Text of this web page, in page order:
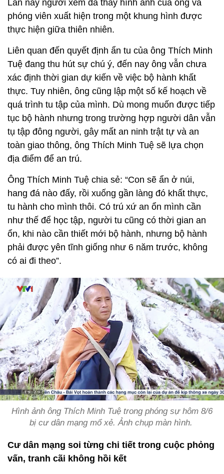
Lần này người xem đã thấy hình ảnh của ông và
phóng viên xuất hiện trong một khung hình được
thực hiện giữa thiên nhiên.
Liên quan đến quyết định ẩn tu của ông Thích Minh
Tuệ đang thu hút sự chú ý, đến nay ông vẫn chưa
xác định thời gian dự kiến về việc bộ hành khất
thực. Tuy nhiên, ông cũng lập một số kế hoạch về
quá trình tu tập của mình. Dù mong muốn được tiếp
tục bộ hành nhưng trong trường hợp người dân vẫn
tụ tập đông người, gây mất an ninh trật tự và an
toàn giao thông, ông Thích Minh Tuệ sẽ lựa chọn
địa điểm để an trú.
Ông Thích Minh Tuệ chia sẻ: “Con sẽ ẩn ở núi,
hang đá nào đấy, rồi xuống gần làng đó khất thực,
tu hành cho mình thôi. Có trú xứ an ổn mình cần
như thế để học tập, người tu cũng có thời gian an
ổn, khi nào cần thiết mới bộ hành, nhưng bộ hành
phải được yên tĩnh giống như 6 năm trước, không
có ai đi theo”.
Hình ảnh ông Thích Minh Tuệ trong phóng sự hôm 8/6
bị cư dân mạng mổ xẻ. Ảnh chụp màn hình.
Cư dân mạng soi từng chi tiết trong cuộc phỏng
vấn, tranh cãi không hồi kết